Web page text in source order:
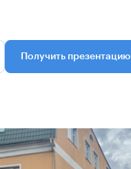
Получить презентацию